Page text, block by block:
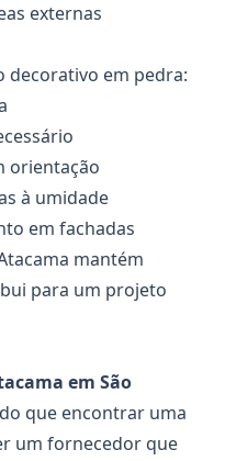
externas
decorativo em pedra:
orientação
à umidade
em fachadas
mantém
para um projeto
em São
que encontrar uma
um fornecedor que